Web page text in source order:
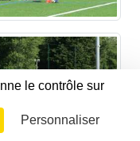
CONNEXION
le contrôle sur
Personnaliser